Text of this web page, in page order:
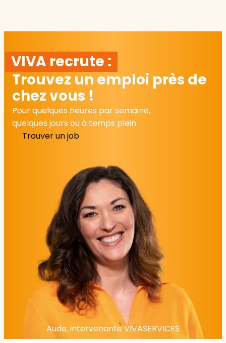
VIVA recrute :
Trouvez un emploi près de
chez vous !
Pour quelques heures par semaine,
quelques jours ou à temps plein.
Trouver un job
Aude, intervenante VIVASERVICES